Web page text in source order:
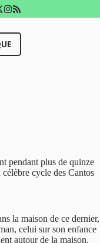
pendant plus de quinze
cycle des Cantos
la maison de ce dernier,
celui sur son enfance
autour de la maison,